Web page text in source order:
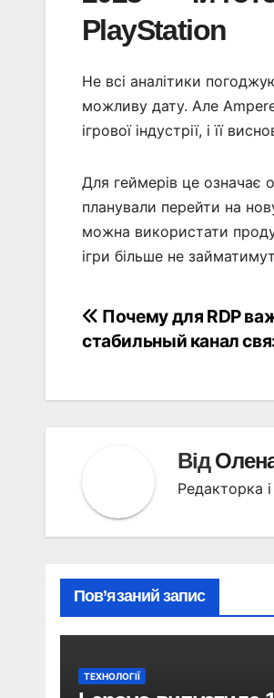
PlayStation
Не всі аналітики
можливу дату. Але
ігрової індустрії, і її
Для геймерів це
планували перейти на
можна використати
ігри більше не
Навігація
Почему для RDP
стабильный канал
Від
Редакторка
Пов’язаний запис
ТЕХНОЛОГІЇ